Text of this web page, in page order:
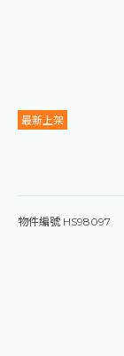
最新上架
物件編號 HS98097